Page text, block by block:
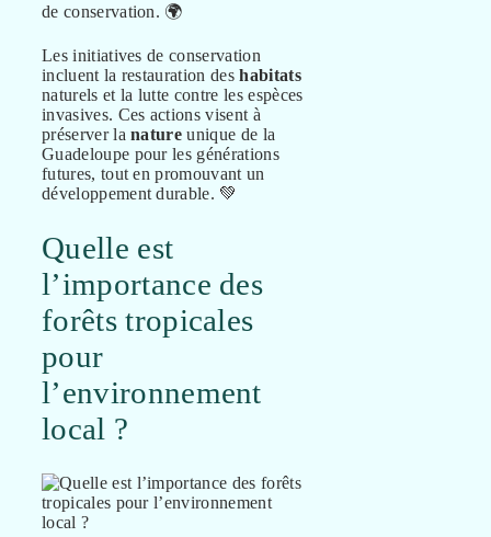
de conservation. 🌍
Les initiatives de conservation
incluent la restauration deshabitats
naturels et la lutte contre les espèces
invasives. Ces actions visent à
préserver lanature unique de la
Guadeloupe pour les générations
futures, tout en promouvant un
développement durable. 💚
Quelle est
l’importance des
forêts tropicales
pour
l’environnement
local ?